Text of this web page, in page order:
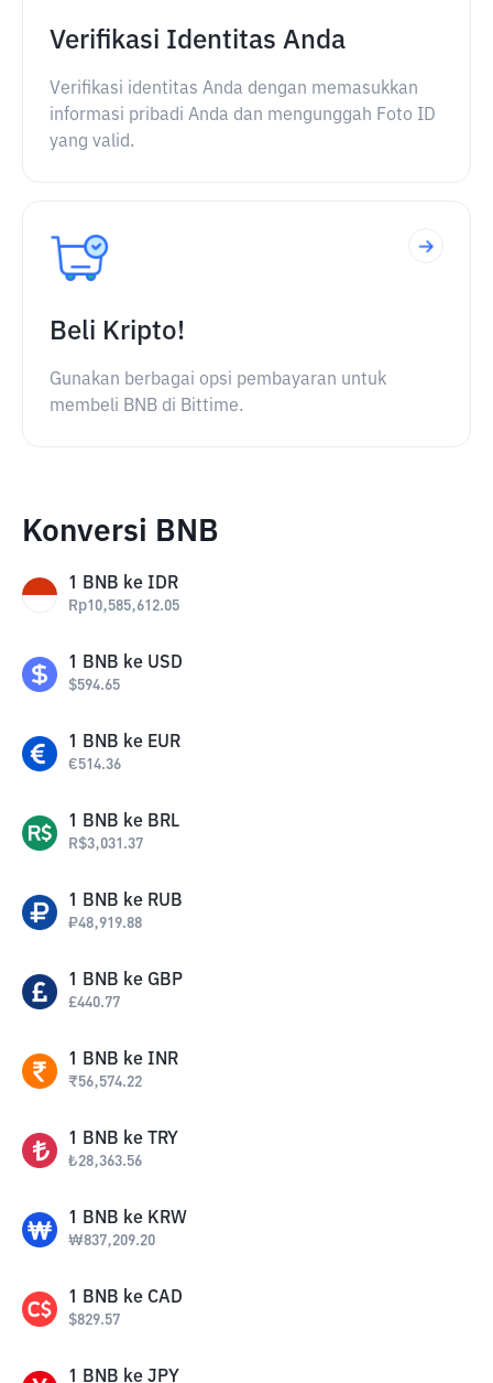
Verifikasi Identitas Anda
Verifikasi identitas Anda dengan memasukkan
informasi pribadi Anda dan mengunggah Foto ID
yang valid.
Beli Kripto!
Gunakan berbagai opsi pembayaran untuk
membeli BNB di Bittime.
Konversi BNB
1 BNB ke IDR
Rp10,585,612.05
1 BNB ke USD
$594.65
1 BNB ke EUR
€514.36
1 BNB ke BRL
R$3,031.37
1 BNB ke RUB
₽48,919.88
1 BNB ke GBP
£440.77
1 BNB ke INR
₹56,574.22
1 BNB ke TRY
₺28,363.56
1 BNB ke KRW
₩837,209.20
1 BNB ke CAD
$829.57
1 BNB ke JPY